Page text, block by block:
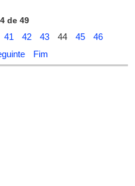
de 49
41 42 43 44 45
46
Fim